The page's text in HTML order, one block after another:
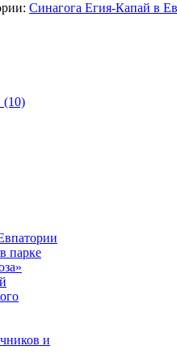
Синагога Егия-Капай в
(10)
парке
и